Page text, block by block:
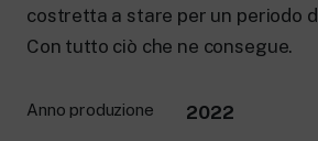
costretta a stare per un periodo
Con tutto ciò che ne consegue.
Anno produzione 2022